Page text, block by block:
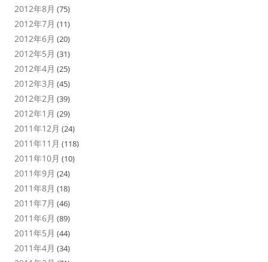
2012年8月 (75)
2012年7月 (11)
2012年6月 (20)
2012年5月 (31)
2012年4月 (25)
2012年3月 (45)
2012年2月 (39)
2012年1月 (29)
2011年12月 (24)
2011年11月 (118)
2011年10月 (10)
2011年9月 (24)
2011年8月 (18)
2011年7月 (46)
2011年6月 (89)
2011年5月 (44)
2011年4月 (34)